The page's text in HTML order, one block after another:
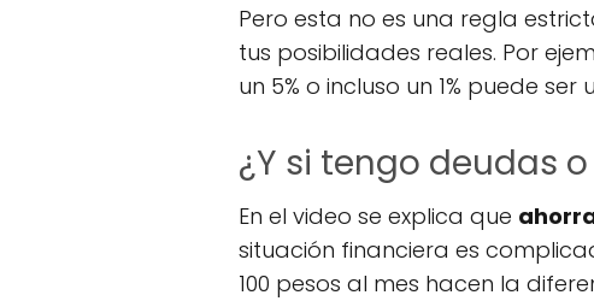
Pero esta no es una regla
tus posibilidades reales. Por
un 5% o incluso un 1% puede
¿Y si tengo deudas
En el video se explica que
situación financiera es
100 pesos al mes hacen la